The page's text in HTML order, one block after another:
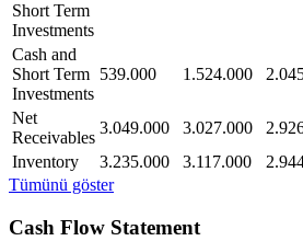
Short Term
Investments
Cash and
Short Term
Investments
539.000 1.524.000
Net
Receivables
3.049.000 3.027.000
Inventory
3.235.000 3.117.000
Tümünü göster
Cash Flow Statement